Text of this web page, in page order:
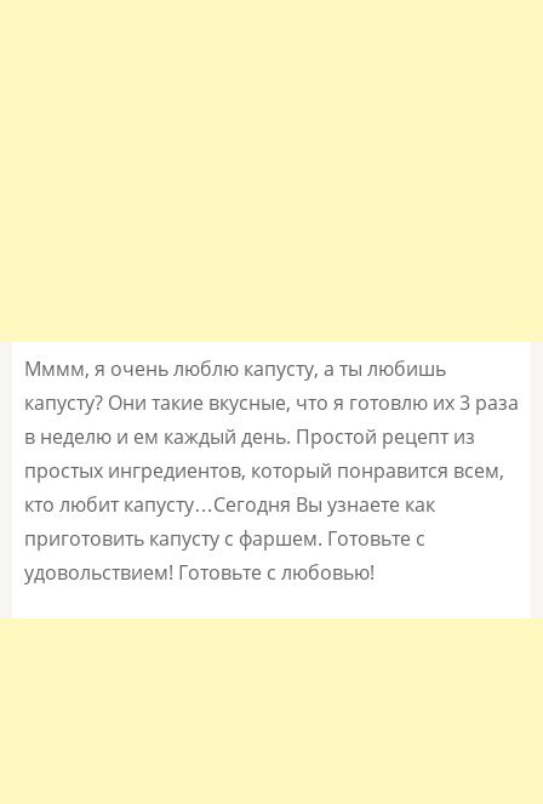
Мммм, я очень люблю капусту, а ты любишь
капусту? Они такие вкусные, что я готовлю их 3 раза
в неделю и ем каждый день. Простой рецепт из
простых ингредиентов, который понравится всем,
кто любит капусту…Сегодня Вы узнаете как
приготовить капусту с фаршем. Готовьте с
удовольствием! Готовьте с любовью!